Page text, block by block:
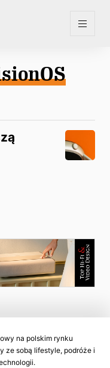
na polskim rynku
ze sobą lifestyle, podróże i